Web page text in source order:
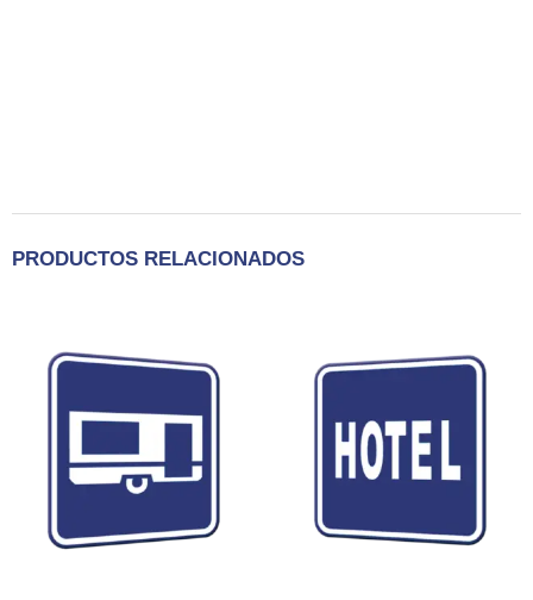
PRODUCTOS RELACIONADOS